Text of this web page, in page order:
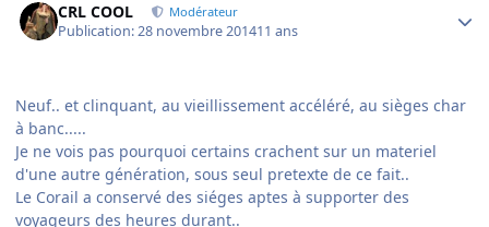
CRL COOL Modérateur
Publication:28 novembre 201411 ans
Neuf.. et clinquant, au vieillissement accéléré, au sièges char
à banc.....
Je ne vois pas pourquoi certains crachent sur un materiel
d'une autre génération, sous seul pretexte de ce fait..
Le Corail a conservé des siéges aptes à supporter des
voyageurs des heures durant..